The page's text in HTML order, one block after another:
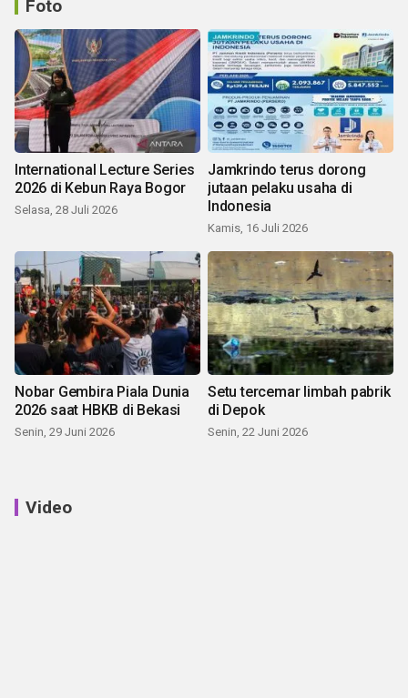
Foto
International Lecture Series
2026 di Kebun Raya Bogor
Selasa, 28 Juli 2026
Jamkrindo terus dorong
jutaan pelaku usaha di
Indonesia
Kamis, 16 Juli 2026
Nobar Gembira Piala Dunia
2026 saat HBKB di Bekasi
Senin, 29 Juni 2026
Setu tercemar limbah pabrik
di Depok
Senin, 22 Juni 2026
Video